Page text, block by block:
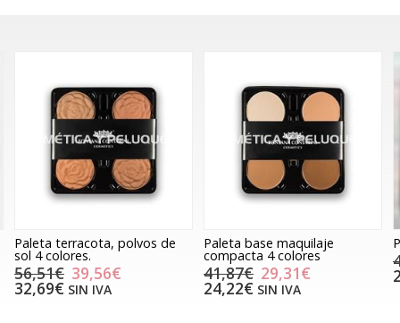
Paleta terracota, polvos de
sol 4 colores.
56,51€ 39,56€
32,69€ SIN IVA
Paleta base maquilaje
compacta 4 colores
41,87€ 29,31€
24,22€ SIN IVA